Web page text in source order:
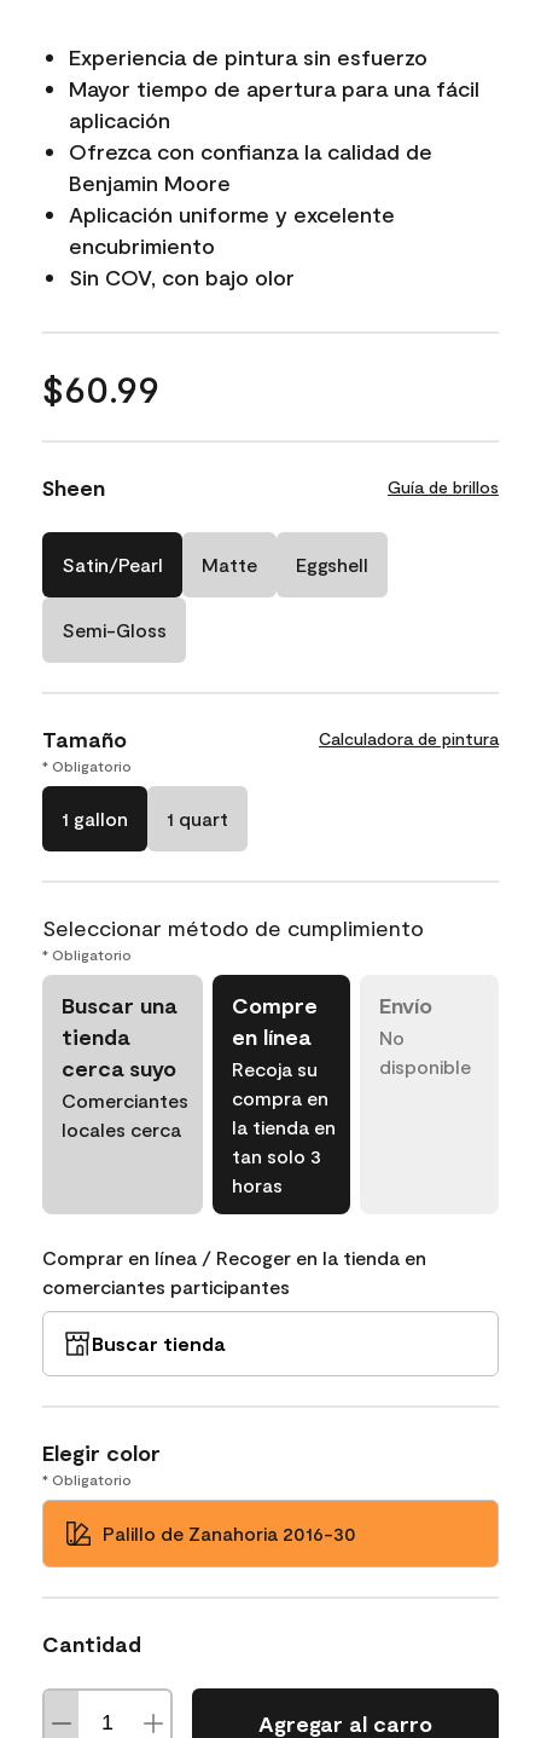
Experiencia de pintura sin esfuerzo
Mayor tiempo de apertura para una fácil
aplicación
Ofrezca con confianza la calidad de
Benjamin Moore
Aplicación uniforme y excelente
encubrimiento
Sin COV, con bajo olor
$60.99
Sheen Guía de brillos
Satin/Pearl Matte Eggshell
Semi-Gloss
Tamaño Calculadora de pintura
* Obligatorio
1 gallon 1 quart
Seleccionar método de cumplimiento
* Obligatorio
Buscar una
tienda
cerca suyo
Comerciantes
locales cerca
Compre
en línea
Recoja su
compra en
la tienda en
tan solo 3
horas
Envío
No
disponible
Comprar en línea / Recoger en la tienda en
comerciantes participantes
Buscar tienda
Elegir color
* Obligatorio
Palillo de Zanahoria 2016-30
Cantidad
Agregar al carro